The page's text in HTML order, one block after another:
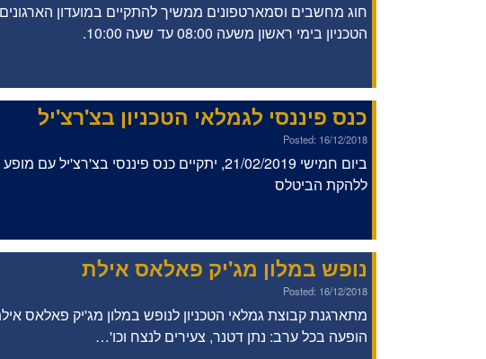
חוג מחשבים וסמארטפונים ממשיך להתקיים במועדון
הטכניון בימי ראשון משעה 08:00 עד שעה 10:00.
כנס פיננסי לגמלאי הטכניון בצ'רצ'יל
Posted: 16/12/2018
ביום חמישי 21/02/2019, יתקיים כנס פיננסי בצ'רצ'יל עם
ללהקת הביטלס
נופש במלון מג'יק פאלאס אילת
Posted: 16/12/2018
מתארגנת קבוצת גמלאי הטכניון לנופש במלון מג'יק פאלאס
הופעה בכל ערב: נתן דטנר, צעירים לנצח וכו'…